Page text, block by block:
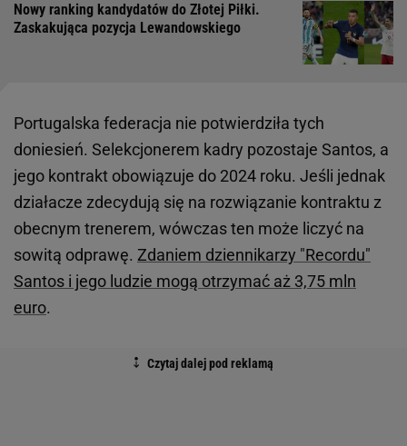
Nowy ranking kandydatów do Złotej Piłki.
Zaskakująca pozycja Lewandowskiego
Portugalska federacja nie potwierdziła tych
doniesień. Selekcjonerem kadry pozostaje Santos, a
jego kontrakt obowiązuje do 2024 roku. Jeśli jednak
działacze zdecydują się na rozwiązanie kontraktu z
obecnym trenerem, wówczas ten może liczyć na
sowitą odprawę. Zdaniem dziennikarzy "Recordu"
Santos i jego ludzie mogą otrzymać aż 3,75 mln
euro.